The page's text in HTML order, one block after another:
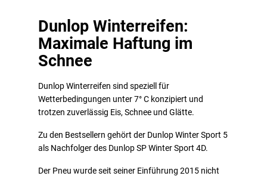
Dunlop Winterreifen:
Maximale Haftung im
Schnee
Dunlop Winterreifen sind speziell für
Wetterbedingungen unter 7° C konzipiert und
trotzen zuverlässig Eis, Schnee und Glätte.
Zu den Bestsellern gehört der Dunlop Winter Sport 5
als Nachfolger des Dunlop SP Winter Sport 4D.
Der Pneu wurde seit seiner Einführung 2015 nicht